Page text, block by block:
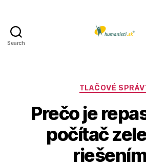
Search
TLAČOVÉ
Prečo je
počítač